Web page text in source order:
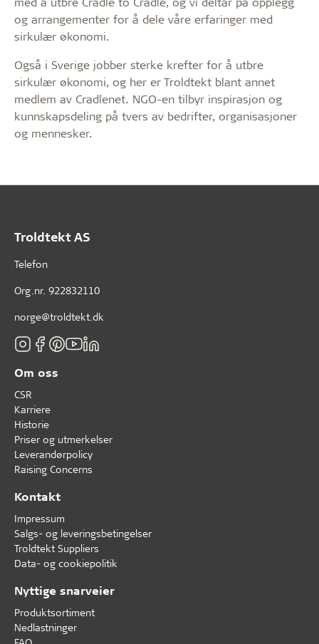
og arrangementer for å dele våre erfaringer med
sirkulær økonomi.
Også i Sverige jobber sterke krefter for å utbre
sirkulær økonomi, og her er Troldtekt blant annet
medlem av Cradlenet. NGO-en tilbyr inspirasjon og
kunnskapsdeling på tvers av bedrifter, organisasjoner
og mennesker.
Troldtekt AS
Telefon
Org.nr. 922832110
norge@troldtekt.dk
Om oss
CSR
Karriere
Historie
Priser og utmerkelser
Leverandørpolicy
Raising Concerns
Kontakt
Impressum
Salgs- og leveringsbetingelser
Troldtekt Suppliers
Data- og cookiepolitik
Nyttige snarveier
Produktsortiment
Nedlastninger